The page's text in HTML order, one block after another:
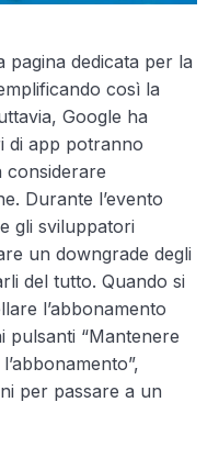
pagina dedicata per la
così la
Google ha
di app potranno
considerare
Durante l’evento
gli sviluppatori
un downgrade degli
del tutto. Quando si
l’abbonamento
pulsanti “Mantenere
per passare a un